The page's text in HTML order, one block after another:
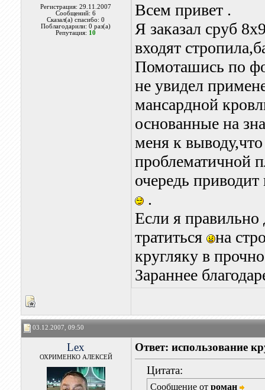
Регистрация: 29.11.2007
Сообщений: 6
Сказал(а) спасибо: 0
Поблагодарили: 0 раз(а)
Репутация: 10
Всем привет .
Я заказал сруб
входят
Помоташись по
не увидел
мансардной
основанные на
меня к
проблематичной
очередь
.
Если я
тратиться
на
кругляку в
Зараннее
03.12.2007, 09:50
Lex
ОХРИМЕНКО АЛЕКСЕЙ
Ответ: использование
Цитата:
Сообщение от роман